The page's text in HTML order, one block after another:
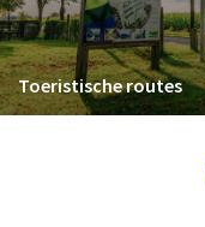
Toeristische routes